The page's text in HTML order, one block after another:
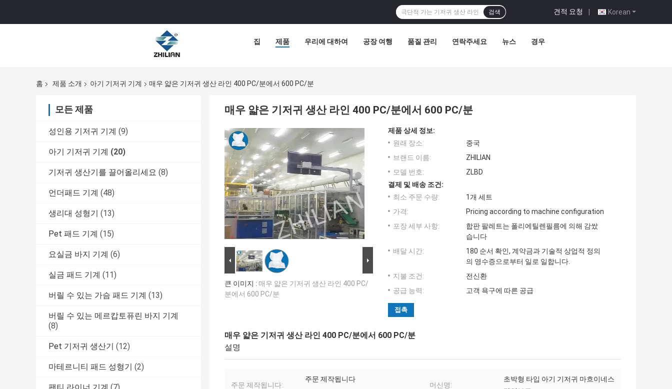
Korean
견적 요청 |
검색
집 제품 우리에 대하여 공장 여행 품질 관리 연락주세요 뉴스 경우
홈 제품 소개 아기 기저귀 기계 매우 얇은 기저귀 생산 라인 400 PC/분에서 600 PC/분
모든 제품
성인용 기저귀 기계 (9)
아기 기저귀 기계 (20)
기저귀 생산기를 끌어올리세요 (8)
언더패드 기계 (48)
생리대 성형기 (13)
Pet 패드 기계 (15)
요실금 바지 기계 (6)
실금 패드 기계 (11)
버릴 수 있는 가슴 패드 기계 (13)
버릴 수 있는 메르캅토퓨린 바지 기계
(8)
Pet 기저귀 생산기 (12)
마테르니티 패드 성형기 (2)
매우 얇은 기저귀 생산 라인 400 PC/분에서 600 PC/분
큰 이미지 : 매우 얇은 기저귀 생산 라인 400 PC/
분에서 600 PC/분
제품 상세 정보:
원래 장소:
중국
브랜드 이름:
ZHILIAN
모델 번호:
ZLBD
결제 및 배송 조건:
최소 주문 수량:
1개 세트
가격:
Pricing according to machine configuration
포장 세부 사항:
합판 팔레트는 폴리에틸렌필름에 의해 감쌌
습니다
배달 시간:
180 순서 확인, 계약금과 기술적 상업적 정의
의 영수증으로부터 일로 일합니다.
지불 조건:
전신환
공급 능력:
고객 욕구에 따른 공급
접촉
매우 얇은 기저귀 생산 라인 400 PC/분에서 600 PC/분
설명
주문 제작됩니다:
주문 제작됩니다
머신명:
초박형 타입 아기 기저귀 마흐이네스